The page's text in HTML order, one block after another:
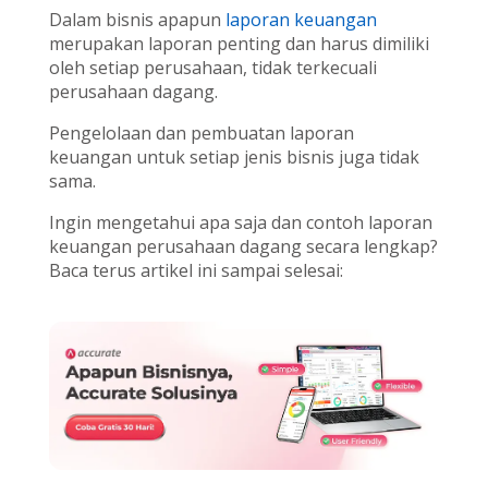
Dalam bisnis apapun laporan keuangan
merupakan laporan penting dan harus dimiliki
oleh setiap perusahaan, tidak terkecuali
perusahaan dagang.
Pengelolaan dan pembuatan laporan
keuangan untuk setiap jenis bisnis juga tidak
sama.
Ingin mengetahui apa saja dan contoh laporan
keuangan perusahaan dagang secara lengkap?
Baca terus artikel ini sampai selesai: